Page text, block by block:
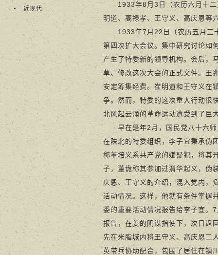
近现代
1933年8月3日（农历六月十二
明道、高禄孝、王守义、高庆恩
1933年7月22日（农历五月三十
第四次扩大会议。集中研究讨论如
产生了特委新的领导机构。会后，
草、修改这次大会的正式文件。王
安定筹集经费。崔明道和王守义在
争。然而，特委的这次重大行动很
北风起云涌的革命运动遭受到了巨
早在是年2月，国民党八十六师
在陕北的特委组织，李子宜秉承伪
称董培义系共产党的嫌疑犯，将其
子，董诡称其参加过渭华起义，伪
庆恩、王守义的介绍，混入党内，
活动情况。这样，他就有条件掌握
委的重要活动情况报告给李子宜。
报告，在姜的阴谋指使下，次日返
先在米脂城内将王守义、高庆恩二
英带兵协助配合，包围了居住在镇